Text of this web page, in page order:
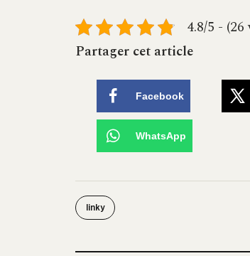
4.8/5 - (26
Partager cet article
Facebook
WhatsApp
linky